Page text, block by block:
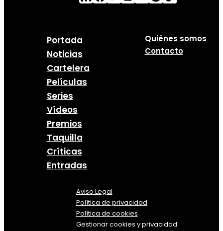
Portada
Noticias
Cartelera
Películas
Series
Vídeos
Premios
Taquilla
Críticas
Entradas
Quiénes somos
Contacto
Aviso Legal
Política de privacidad
Política de cookies
Gestionar cookies y privacidad